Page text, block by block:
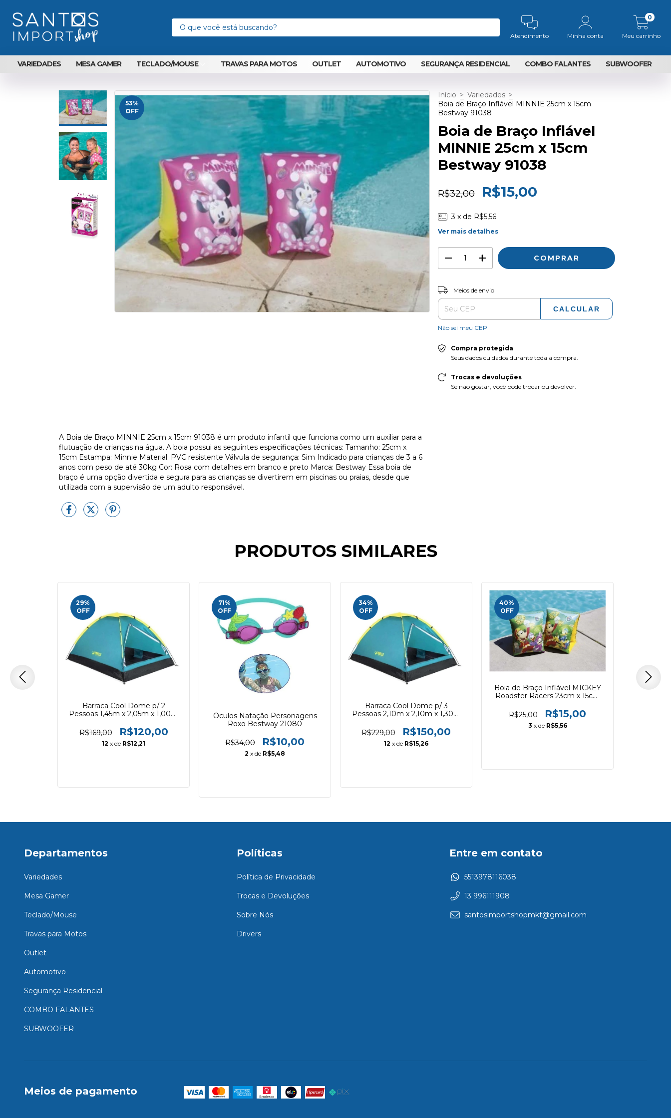
Atendimento Minha conta Meu carrinho
0
VARIEDADES MESA GAMER TECLADO/MOUSE TRAVAS PARA MOTOS OUTLET AUTOMOTIVO SEGURANÇA RESIDENCIAL COMBO FALANTES SUBWOOFER
53%
OFF
A Boia de Braço MINNIE 25cm x 15cm 91038 é um produto infantil que funciona como um auxiliar para a
flutuação de crianças na água. A boia possui as seguintes especificações técnicas: Tamanho: 25cm x
15cm Estampa: Minnie Material: PVC resistente Válvula de segurança: Sim Indicado para crianças de 3 a 6
anos com peso de até 30kg Cor: Rosa com detalhes em branco e preto Marca: Bestway Essa boia de
braço é uma opção divertida e segura para as crianças se divertirem em piscinas ou praias, desde que
utilizada com a supervisão de um adulto responsável.
Início > Variedades >
Boia de Braço Inflável MINNIE 25cm x 15cm
Bestway 91038
Boia de Braço Inflável
MINNIE 25cm x 15cm
Bestway 91038
R$32,00 R$15,00
3 x de R$5,56
Ver mais detalhes
Entregas para o CEP:
Meios de envio
CALCULAR
Não sei meu CEP
Compra protegida
Seus dados cuidados durante toda a compra.
Trocas e devoluções
Se não gostar, você pode trocar ou devolver.
PRODUTOS SIMILARES
29%
OFF
Barraca Cool Dome p/ 2
Pessoas 1,45m x 2,05m x 1,00m
R$169,00
R$120,00
12 x de R$12,21
71%
OFF
Óculos Natação Personagens
Roxo Bestway 21080
R$34,00 R$10,00
2 x de R$5,48
34%
OFF
Barraca Cool Dome p/ 3
Pessoas 2,10m x 2,10m x 1,30m
R$229,00
R$150,00
12 x de R$15,26
40%
OFF
Boia de Braço Inflável MICKEY
Roadster Racers 23cm x 15cm
R$25,00
R$15,00
3 x de R$5,56
Departamentos
Variedades
Mesa Gamer
Teclado/Mouse
Travas para Motos
Outlet
Automotivo
Segurança Residencial
COMBO FALANTES
SUBWOOFER
Políticas
Política de Privacidade
Trocas e Devoluções
Sobre Nós
Drivers
Entre em contato
5513978116038
13 996111908
santosimportshopmkt@gmail.com
Meios de pagamento